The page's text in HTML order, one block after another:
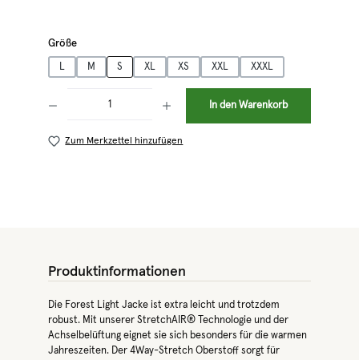
Größeauswählen
L M S XL XS XXL XXXL
In den Warenkorb
Zum Merkzettel hinzufügen
Produktinformationen
Die Forest Light Jacke ist extra leicht und trotzdem
robust. Mit unserer StretchAIR® Technologie und der
Achselbelüftung eignet sie sich besonders für die warmen
Jahreszeiten. Der 4Way-Stretch Oberstoff sorgt für